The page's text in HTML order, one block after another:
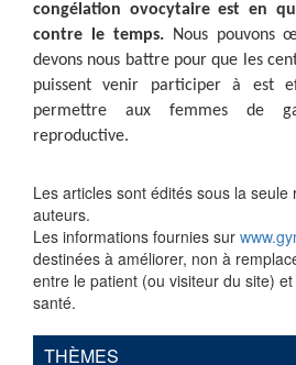
congélation ovocytaire est en
contre le temps.
Nous pouvons
devons nous battre pour que les
puissent venir participer à est
permettre aux femmes de
reproductive.
Les articles sont édités sous la
auteurs.
Les informations fournies sur
destinées à améliorer, non à
entre le patient (ou visiteur du site)
santé.
THÈMES